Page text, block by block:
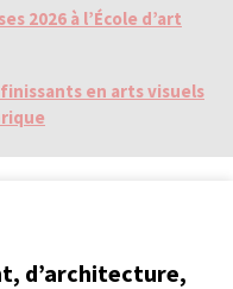
2026 à l’École d’art
en arts visuels
d’architecture,